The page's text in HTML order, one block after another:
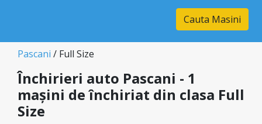
Cauta Masini
Pascani / Full Size
Închirieri auto Pascani - 1
mașini de închiriat din clasa Full
Size